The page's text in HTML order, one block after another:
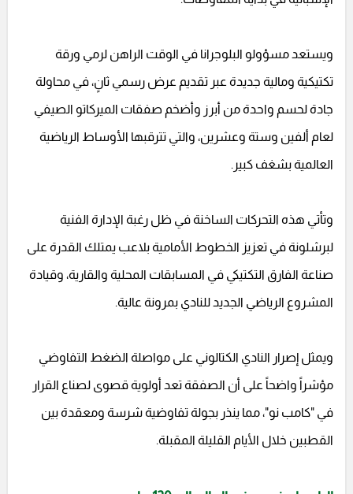
ويستعد مسؤولو البلوجرانا في الوقت الراهن لرمي ورقة
تكتيكية ومالية جديدة عبر تقديم عرض رسمي ثانٍ، في محاولة
جادة لحسم واحدة من أبرز وأضخم صفقات الميركاتو الصيفي
لعام ألفين وستة وعشرين، والتي تترقبها الأوساط الرياضية
العالمية بشغف كبير.
وتأتي هذه التحركات الساخنة في ظل رغبة الإدارة الفنية
لبرشلونة في تعزيز الخطوط الأمامية بلاعب يمتلك القدرة على
صناعة الفارق التكتيكي في المسابقات المحلية والقارية، وقيادة
المشروع الرياضي الجديد للنادي بمرونة عالية.
ويمثل إصرار النادي الكتالوني على مواصلة الضغط التفاوضي
مؤشراً واضحاً على أن الصفقة تعد أولوية قصوى لصناع القرار
في "كامب نو"، مما ينذر بجولة تفاوضية شرسة ومعقدة بين
القطبين خلال الأيام القليلة المقبلة.